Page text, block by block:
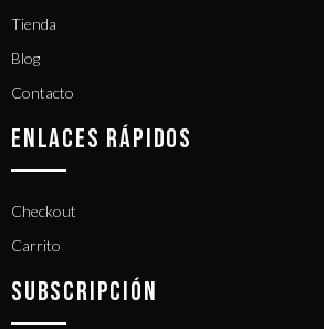
Tienda
Blog
Contacto
ENLACES RÁPIDOS
Checkout
Carrito
SUBSCRIPCIÓN